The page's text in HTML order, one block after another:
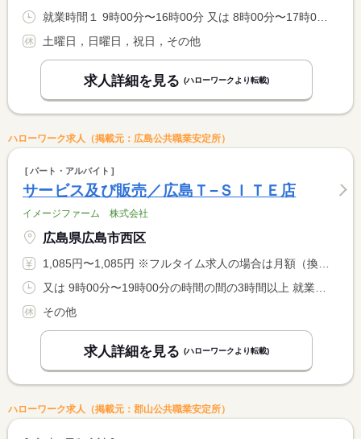
土曜日，日曜日，祝日，その他
求人詳細を見る (ハローワークより転載)
ハローワーク求人（掲載元：広島公共職業安定所）
パート・アルバイト
サービス及び販売／広島Ｔ−ＳＩＴＥ店
イメージファーム 株式会社
広島県広島市西区
1,085円〜1,085円 ※フルタイム求人の場合は月額（換算額）、パート求人の場合は時間額を表示しています。
その他
求人詳細を見る (ハローワークより転載)
ハローワーク求人（掲載元：郡山公共職業安定所）